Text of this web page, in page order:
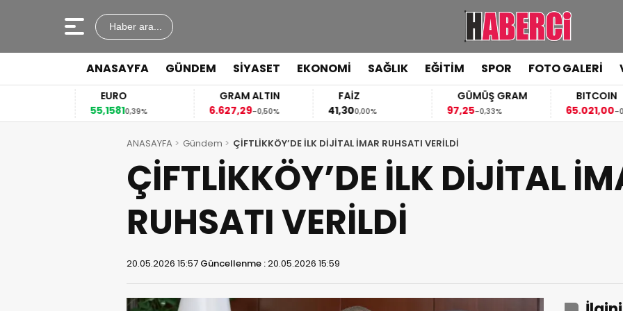
Haber ara...
ANASAYFA GÜNDEM SİYASET EKONOMİ SAĞLIK EĞİTİM SPOR FOTO GALERİ
55,15810,39%
GRAM ALTIN
6.627,29-0,50% 0,00%
GÜMÜŞ GRAM
97,25-0,33%
BITCOIN
65.021,00-0,13%
ANASAYFA Gündem ÇİFTLİKKÖY’DE İLK DİJİTAL İMAR RUHSATI VERİLDİ
ÇİFTLİKKÖY’DE İLK DİJİTAL
RUHSATI VERİLDİ
20.05.2026 15:57 Güncellenme :20.05.2026 15:59